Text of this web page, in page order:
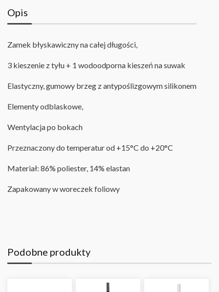
Opis
Zamek błyskawiczny na całej długości,
3 kieszenie z tyłu + 1 wodoodporna kieszeń na suwak
Elastyczny, gumowy brzeg z antypoślizgowym silikonem
Elementy odblaskowe,
Wentylacja po bokach
Przeznaczony do temperatur od +15°C do +20°C
Materiał: 86% poliester, 14% elastan
Zapakowany w woreczek foliowy
Podobne produkty